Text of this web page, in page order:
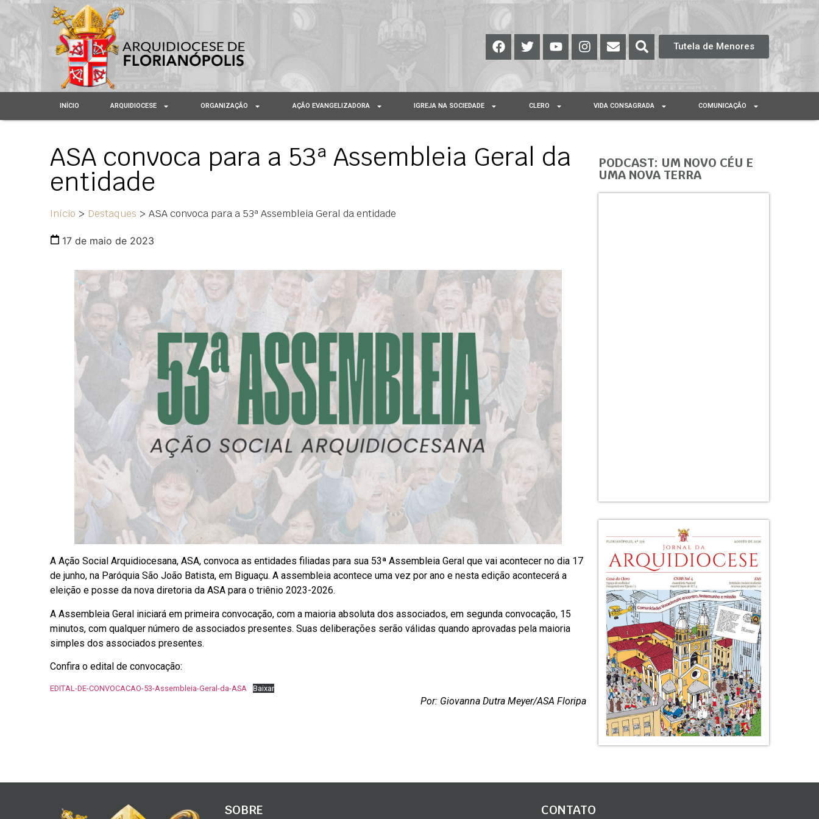
Tutela de Menores
INÍCIO ARQUIDIOCESE ORGANIZAÇÃO AÇÃO EVANGELIZADORA IGREJA NA SOCIEDADE CLERO VIDA CONSAGRADA COMUNICAÇÃO
ASA convoca para a 53ª Assembleia Geral da
entidade
Início > Destaques > ASA convoca para a 53ª Assembleia Geral da entidade
17 de maio de 2023
A Ação Social Arquidiocesana, ASA, convoca as entidades filiadas para sua 53ª Assembleia Geral que vai acontecer no dia 17
de junho, na Paróquia São João Batista, em Biguaçu. A assembleia acontece uma vez por ano e nesta edição acontecerá a
eleição e posse da nova diretoria da ASA para o triênio 2023-2026.
A Assembleia Geral iniciará em primeira convocação, com a maioria absoluta dos associados, em segunda convocação, 15
minutos, com qualquer número de associados presentes. Suas deliberações serão válidas quando aprovadas pela maioria
simples dos associados presentes.
Confira o edital de convocação:
EDITAL-DE-CONVOCACAO-53-Assembleia-Geral-da-ASA Baixar
Por: Giovanna Dutra Meyer/ASA Floripa
PODCAST: UM NOVO CÉU E
UMA NOVA TERRA
SOBRE CONTATO